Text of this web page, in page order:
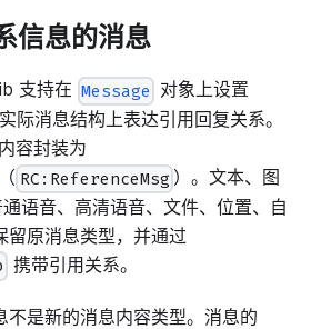
信息的消息
支持在 Message 对象上设置
际消息结构上表达引用回复关系。
容封装为
（ RC:ReferenceMsg ）。文本、图
语音、高清语音、文件、位置、自
留原消息类型，并通过
携带引用关系。
不是新的消息内容类型。消息的